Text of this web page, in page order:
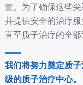
置。为了确保这些
并提供安全的治疗
直至质子治疗的全
我们将努力奠定质
级的质子治疗中心。